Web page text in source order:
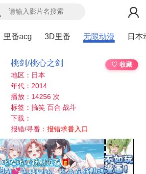
里番acg 3D里番 无限动漫 日本
桃剑/桃心之剑
♡ 收藏
地区：日本
年代：2014
播放：14256 次
标签：搞笑 百合 战斗
下载：
报错/寻番：报错求番入口